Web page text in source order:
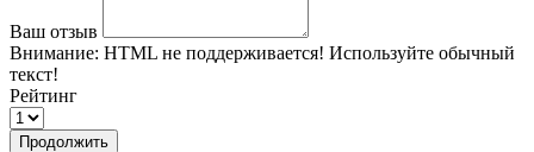
Ваш отзыв
Внимание: HTML не поддерживается! Используйте обычный
текст!
Рейтинг
Продолжить